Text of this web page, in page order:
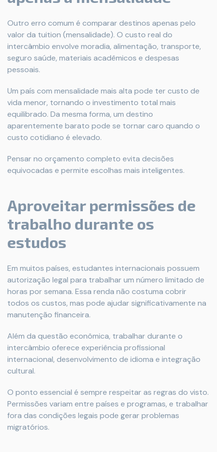
Outro erro comum é comparar destinos apenas pelo
valor da tuition (mensalidade). O custo real do
intercâmbio envolve moradia, alimentação, transporte,
seguro saúde, materiais acadêmicos e despesas
pessoais.
Um país com mensalidade mais alta pode ter custo de
vida menor, tornando o investimento total mais
equilibrado. Da mesma forma, um destino
aparentemente barato pode se tornar caro quando o
custo cotidiano é elevado.
Pensar no orçamento completo evita decisões
equivocadas e permite escolhas mais inteligentes.
Aproveitar permissões de
trabalho durante os
estudos
Em muitos países, estudantes internacionais possuem
autorização legal para trabalhar um número limitado de
horas por semana. Essa renda não costuma cobrir
todos os custos, mas pode ajudar significativamente na
manutenção financeira.
Além da questão econômica, trabalhar durante o
intercâmbio oferece experiência profissional
internacional, desenvolvimento de idioma e integração
cultural.
O ponto essencial é sempre respeitar as regras do visto.
Permissões variam entre países e programas, e trabalhar
fora das condições legais pode gerar problemas
migratórios.